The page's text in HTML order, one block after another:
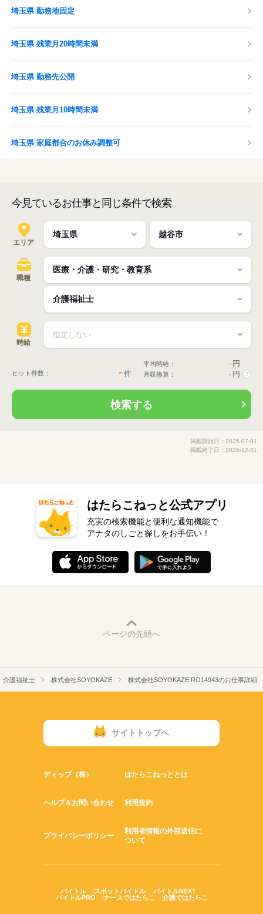
埼玉県 勤務地固定
埼玉県 残業月20時間未満
埼玉県 勤務先公開
埼玉県 残業月10時間未満
埼玉県 家庭都合のお休み調整可
今見ているお仕事と同じ条件で検索
エリア
職種
時給
ヒット件数： -件
平均時給： - 円
月収換算： - 円 ?
検索する
掲載開始日：2025-07-01
掲載終了日：2026-12-31
はたらこねっと公式アプリ
充実の検索機能と便利な通知機能で
アナタのしごと探しをお手伝い！
ページの先頭へ
介護福祉士 株式会社SOYOKAZE 株式会社SOYOKAZE RO14943のお仕事詳細
サイトトップへ
ディップ（株） はたらこねっととは
ヘルプ＆お問い合わせ 利用規約
プライバシーポリシー
利用者情報の外部送信に
ついて
バイトル スポットバイトル
バイトルNEXT
バイトルPRO
ナースではたらこ 介護ではたらこ